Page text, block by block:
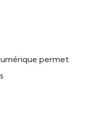
permet